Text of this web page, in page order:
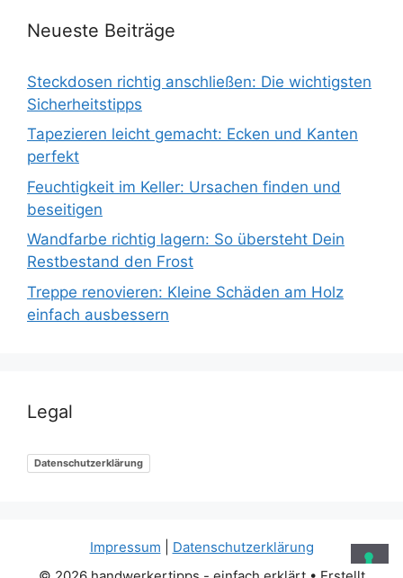
Neueste Beiträge
Steckdosen richtig anschließen: Die wichtigsten
Sicherheitstipps
Tapezieren leicht gemacht: Ecken und Kanten
perfekt
Feuchtigkeit im Keller: Ursachen finden und
beseitigen
Wandfarbe richtig lagern: So übersteht Dein
Restbestand den Frost
Treppe renovieren: Kleine Schäden am Holz
einfach ausbessern
Legal
Datenschutzerklärung
Impressum
Datenschutzerklärung